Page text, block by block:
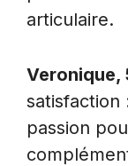
articulaire.
Veronique,
satisfaction
passion